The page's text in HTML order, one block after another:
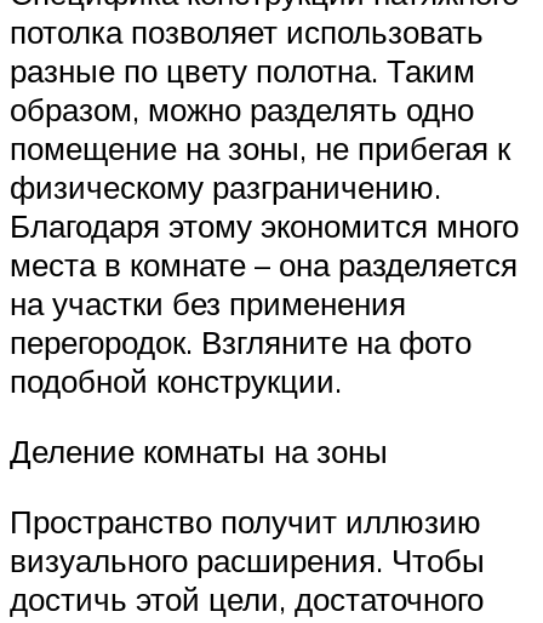
потолка позволяет использовать
разные по цвету полотна. Таким
образом, можно разделять одно
помещение на зоны, не прибегая к
физическому разграничению.
Благодаря этому экономится много
места в комнате – она разделяется
на участки без применения
перегородок. Взгляните на фото
подобной конструкции.
Деление комнаты на зоны
Пространство получит иллюзию
визуального расширения. Чтобы
достичь этой цели, достаточного